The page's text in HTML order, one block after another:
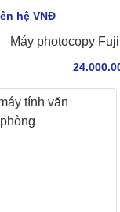
hệ VNÐ
Máy photocopy